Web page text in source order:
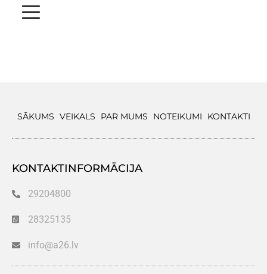
SĀKUMS VEIKALS PAR MUMS NOTEIKUMI KONTAKTI
KONTAKTINFORMĀCIJA
29204800
28325135
info@a26.lv